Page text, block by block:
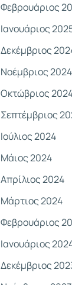
Φεβρουάριος
Ιανουάριος
Δεκέμβριος
Νοέμβριος 2024
Οκτώβριος
Σεπτέμβριος
Ιούλιος 2024
Μάιος 2024
Απρίλιος 2024
Μάρτιος 2024
Φεβρουάριος
Ιανουάριος
Δεκέμβριος